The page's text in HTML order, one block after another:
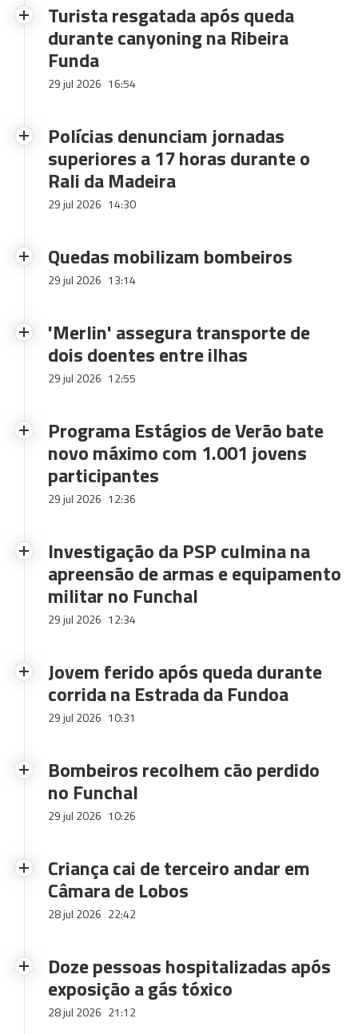
Turista resgatada após queda
durante canyoning na Ribeira
Funda
29 jul 2026 16:54
Polícias denunciam jornadas
superiores a 17 horas durante o
Rali da Madeira
29 jul 2026 14:30
Quedas mobilizam bombeiros
29 jul 2026 13:14
'Merlin' assegura transporte de
dois doentes entre ilhas
29 jul 2026 12:55
Programa Estágios de Verão bate
novo máximo com 1.001 jovens
participantes
29 jul 2026 12:36
Investigação da PSP culmina na
apreensão de armas e equipamento
militar no Funchal
29 jul 2026 12:34
Jovem ferido após queda durante
corrida na Estrada da Fundoa
29 jul 2026 10:31
Bombeiros recolhem cão perdido
no Funchal
29 jul 2026 10:26
Criança cai de terceiro andar em
Câmara de Lobos
28 jul 2026 22:42
Doze pessoas hospitalizadas após
exposição a gás tóxico
28 jul 2026 21:12